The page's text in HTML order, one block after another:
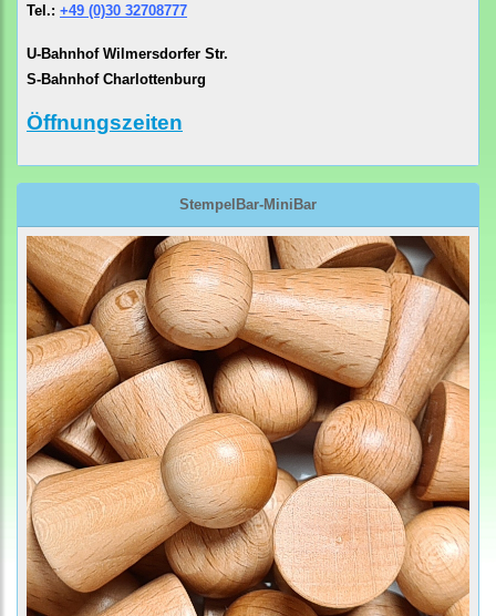
Tel.: +49 (0)30 32708777
U-Bahnhof Wilmersdorfer Str.
S-Bahnhof Charlottenburg
Öffnungszeiten
StempelBar-MiniBar